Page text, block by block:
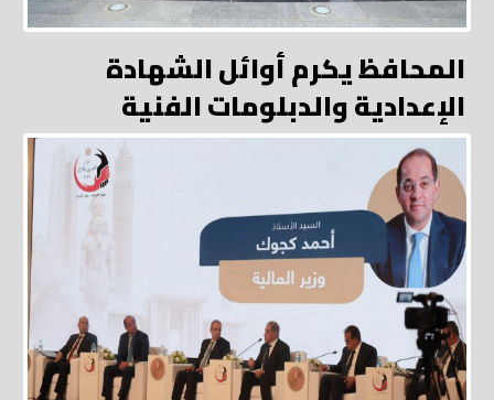
المحافظ يكرم أوائل الشهادة
الإعدادية والدبلومات الفنية